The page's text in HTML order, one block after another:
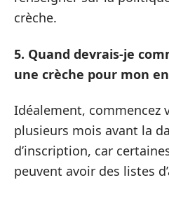
crèche.
5. Quand devrais-je
une crèche pour mon
Idéalement, commencez
plusieurs mois avant la
d’inscription, car
peuvent avoir des listes